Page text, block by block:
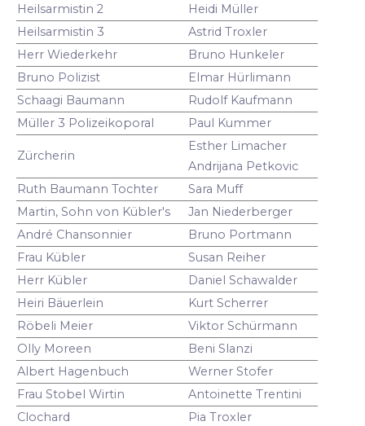
Heilsarmistin 2
Heidi Müller
Heilsarmistin 3
Astrid Troxler
Herr Wiederkehr
Bruno Hunkeler
Bruno Polizist
Elmar Hürlimann
Schaagi Baumann
Rudolf Kaufmann
Müller 3 Polizeikoporal
Paul Kummer
Zürcherin
Esther Limacher
Andrijana Petkovic
Ruth Baumann Tochter
Sara Muff
Martin, Sohn von Kübler's
Jan Niederberger
André Chansonnier
Bruno Portmann
Frau Kübler
Susan Reiher
Herr Kübler
Daniel Schawalder
Heiri Bäuerlein
Kurt Scherrer
Röbeli Meier
Viktor Schürmann
Olly Moreen
Beni Slanzi
Albert Hagenbuch
Werner Stofer
Frau Stobel Wirtin
Antoinette Trentini
Clochard
Pia Troxler